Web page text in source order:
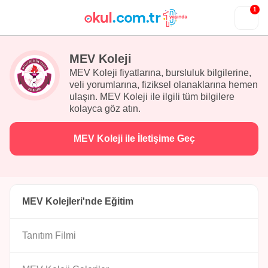
1
MEV Koleji
MEV Koleji fiyatlarına, bursluluk bilgilerine,
veli yorumlarına, fiziksel olanaklarına hemen
ulaşın. MEV Koleji ile ilgili tüm bilgilere
kolayca göz atın.
MEV Koleji ile İletişime Geç
MEV Kolejleri'nde Eğitim
Tanıtım Filmi